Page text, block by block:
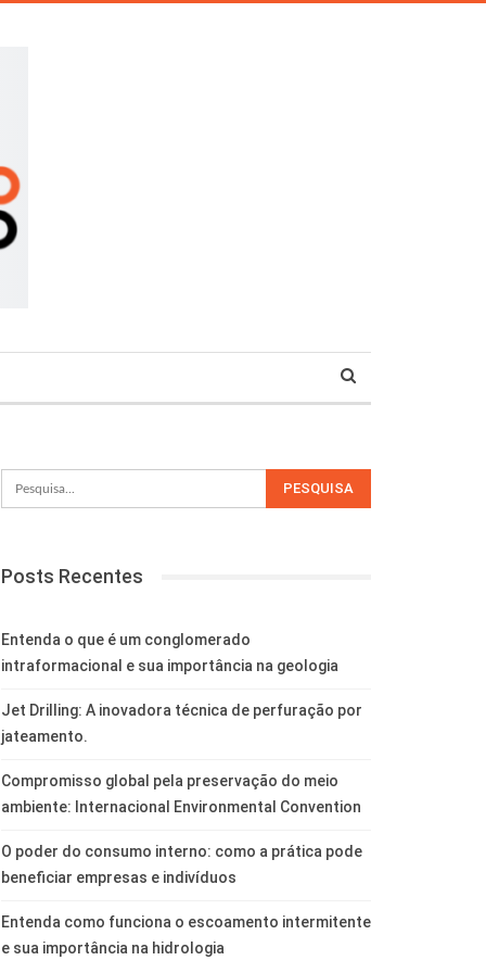
Posts Recentes
Entenda o que é um conglomerado
intraformacional e sua importância na geologia
Jet Drilling: A inovadora técnica de perfuração por
jateamento.
Compromisso global pela preservação do meio
ambiente: Internacional Environmental Convention
O poder do consumo interno: como a prática pode
beneficiar empresas e indivíduos
Entenda como funciona o escoamento intermitente
e sua importância na hidrologia